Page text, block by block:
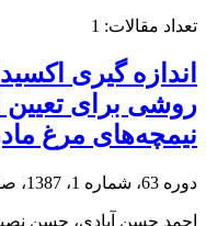
تعداد مقالات: 1
اندازه گیری
روشی برای تعیین
نیمچه‌های مرغ
دوره 63، شماره 1، 1387، صفحه
احمد حسن آبادی، حسن